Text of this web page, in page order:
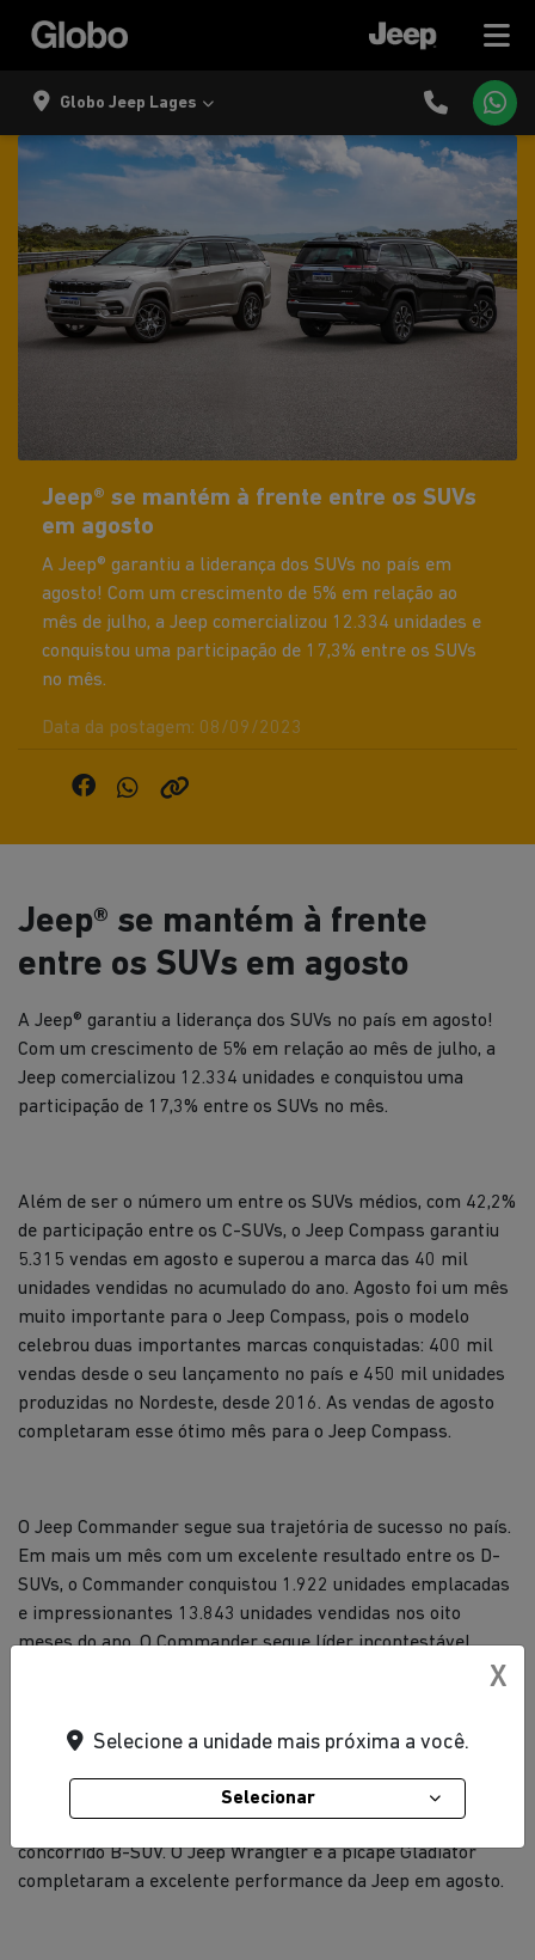
Globo Jeep Lages
Jeep® se mantém à frente entre os SUVs
em agosto
A Jeep® garantiu a liderança dos SUVs no país em
agosto! Com um crescimento de 5% em relação ao
mês de julho, a Jeep comercializou 12.334 unidades e
conquistou uma participação de 17,3% entre os SUVs
no mês.
Data da postagem: 08/09/2023
Jeep® se mantém à frente
entre os SUVs em agosto
A Jeep® garantiu a liderança dos SUVs no país em agosto!
Com um crescimento de 5% em relação ao mês de julho, a
Jeep comercializou 12.334 unidades e conquistou uma
participação de 17,3% entre os SUVs no mês.
Além de ser o número um entre os SUVs médios, com 42,2%
de participação entre os C-SUVs, o Jeep Compass garantiu
5.315 vendas em agosto e superou a marca das 40 mil
unidades vendidas no acumulado do ano. Agosto foi um mês
muito importante para o Jeep Compass, pois o modelo
celebrou duas importantes marcas conquistadas: 400 mil
vendas desde o seu lançamento no país e 450 mil unidades
produzidas no Nordeste, desde 2016. As vendas de agosto
completaram esse ótimo mês para o Jeep Compass.
O Jeep Commander segue sua trajetória de sucesso no país.
Em mais um mês com um excelente resultado entre os D-
SUVs, o Commander conquistou 1.922 unidades emplacadas
e impressionantes 13.843 unidades vendidas nos oito
meses do ano. O Commander segue líder incontestável
entre os D-SUVs, posição que assumiu pouco depois de ter
Com 5.044 unidades vendidas em agosto, o Jeep Renegade
segue competitivo e se mantém entre os Top 5 no
concorrido B-SUV. O Jeep Wrangler e a picape Gladiator
completaram a excelente performance da Jeep em agosto.
X
Selecione a unidade mais próxima a você.
Selecionar